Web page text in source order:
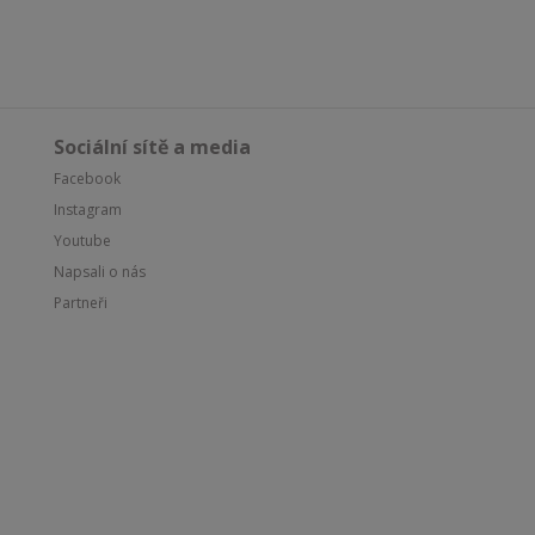
Sociální sítě a media
Facebook
Instagram
Youtube
Napsali o nás
Partneři